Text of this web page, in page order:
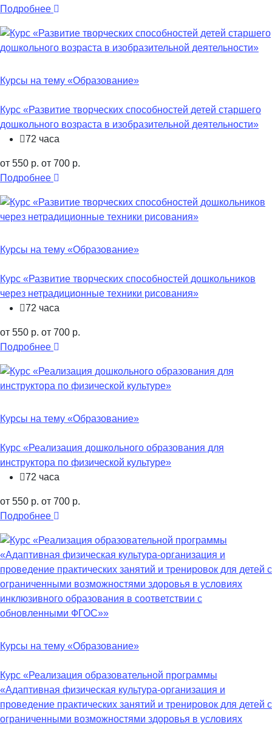
Подробнее
Курсы на тему «Образование»
Курс «Развитие творческих способностей детей старшего
дошкольного возраста в изобразительной деятельности»
72 часа
от 550 р. от 700 р.
Подробнее
Курсы на тему «Образование»
Курс «Развитие творческих способностей дошкольников
через нетрадиционные техники рисования»
72 часа
от 550 р. от 700 р.
Подробнее
Курсы на тему «Образование»
Курс «Реализация дошкольного образования для
инструктора по физической культуре»
72 часа
от 550 р. от 700 р.
Подробнее
Курсы на тему «Образование»
Курс «Реализация образовательной программы
«Адаптивная физическая культура-организация и
проведение практических занятий и тренировок для детей с
ограниченными возможностями здоровья в условиях